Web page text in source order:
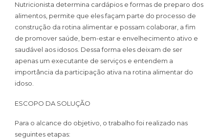
Nutricionista determina cardápios e formas de preparo dos
alimentos, permite que eles façam parte do processo de
construção da rotina alimentar e possam colaborar, a fim
de promover saúde, bem-estar e envelhecimento ativo e
saudável aos idosos. Dessa forma eles deixam de ser
apenas um executante de serviços e entendem a
importância da participação ativa na rotina alimentar do
idoso.
ESCOPO DA SOLUÇÃO
Para o alcance do objetivo, o trabalho foi realizado nas
seguintes etapas: